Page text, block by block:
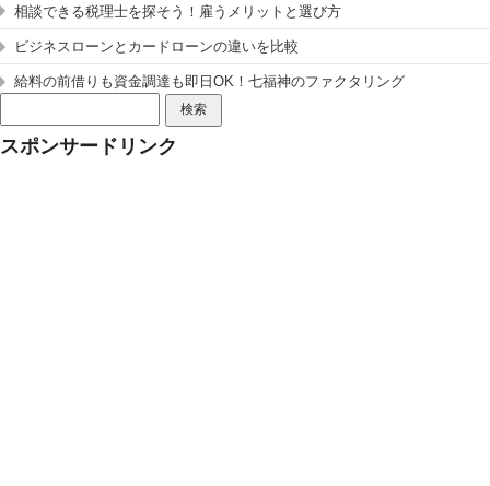
相談できる税理士を探そう！雇うメリットと選び方
ビジネスローンとカードローンの違いを比較
給料の前借りも資金調達も即日OK！七福神のファクタリング
索:
スポンサードリンク